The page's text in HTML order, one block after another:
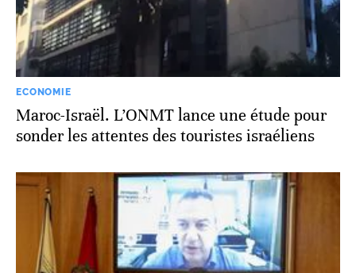
ECONOMIE
Maroc-Israël. L’ONMT lance une étude pour
sonder les attentes des touristes israéliens